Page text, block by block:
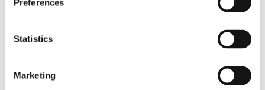
Preferences
Statistics
Marketing